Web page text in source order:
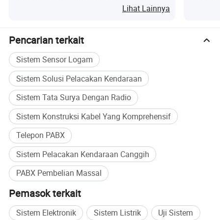
resistan pada produk akhir dan, ( Quality). Produk jadi
pengiriman yang tidak berkaitan dengan masalah.
Garansi Garansi & Layanan purna jual: Dua tahun
setelah penjualan Serives
1. Pemasangan
terutama dengan memasukkan gambar pemasangan
untuk membantu pemasangan. Jika perlu, teknisi dapat
dikirim untuk membantu di lokasi.
2. Pengaturan kerja
, pengaturan yang diperlukan akan diselesaikan sebelum
pengiriman. Meskipun masalah lain biasanya diatasi oleh
bantuan jarak jauh (TeamViewer atau QQ)
Lihat Lainnya
Pencarian terkait
Sistem Sensor Logam
Sistem Solusi Pelacakan Kendaraan
Sistem Tata Surya Dengan Radio
Sistem Konstruksi Kabel Yang Komprehensif
Telepon PABX
Sistem Pelacakan Kendaraan Canggih
PABX Pembelian Massal
Pemasok terkait
Sistem Elektronik Sistem Listrik Uji Sistem